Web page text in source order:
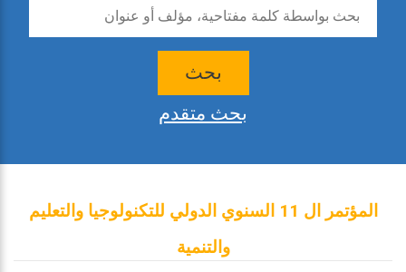
بحث
بحث متقدم
المؤتمر ال 11 السنوي الدولي للتكنولوجيا والتعليم
والتنمية